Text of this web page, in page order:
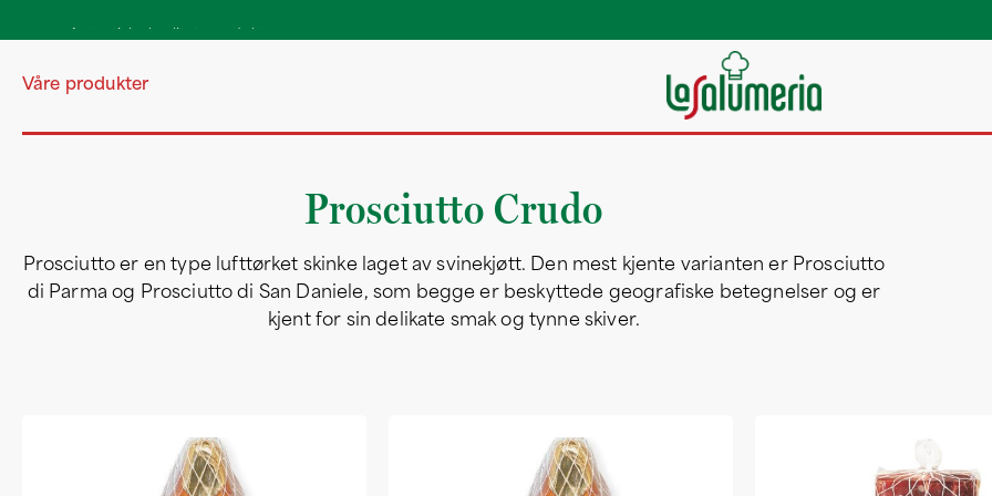
Våre produkter
Prosciutto Crudo
Prosciutto er en type lufttørket skinke laget av svinekjøtt. Den mest kjente varianten er Prosciutto
di Parma og Prosciutto di San Daniele, som begge er beskyttede geografiske betegnelser og er
kjent for sin delikate smak og tynne skiver.